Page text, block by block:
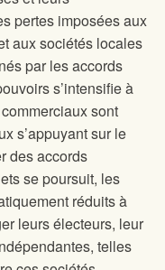
pertes imposées aux
aux sociétés locales
par les accords
s’intensifie à
sont
s’appuyant sur le
des accords
se poursuit, les
réduits à
leurs électeurs, leur
telles